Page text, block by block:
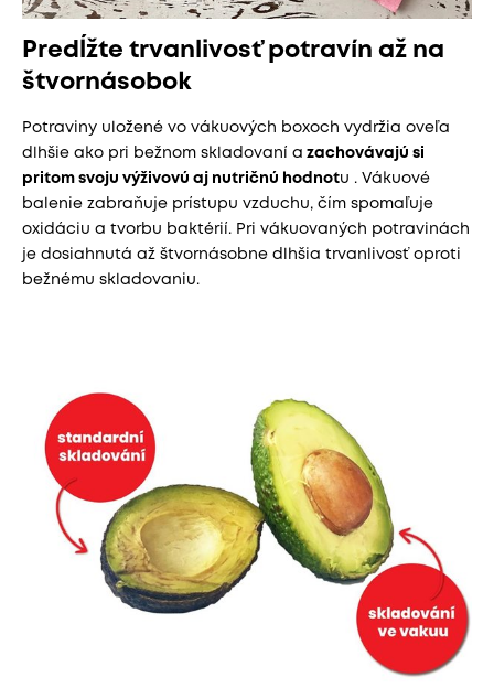
Predĺžte trvanlivosť potravín až na
štvornásobok
Potraviny uložené vo vákuových boxoch vydržia oveľa
dlhšie ako pri bežnom skladovaní a zachovávajú si
pritom svoju výživovú aj nutričnú hodnotu . Vákuové
balenie zabraňuje prístupu vzduchu, čím spomaľuje
oxidáciu a tvorbu baktérií. Pri vákuovaných potravinách
je dosiahnutá až štvornásobne dlhšia trvanlivosť oproti
bežnému skladovaniu.